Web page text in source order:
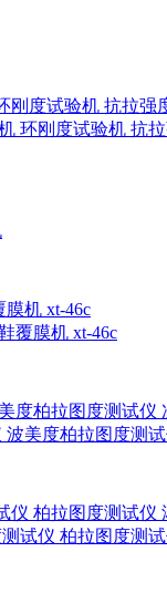
环刚度试验机 抗
覆膜机 xt-46c
美度柏拉图度测
试仪 柏拉图度测